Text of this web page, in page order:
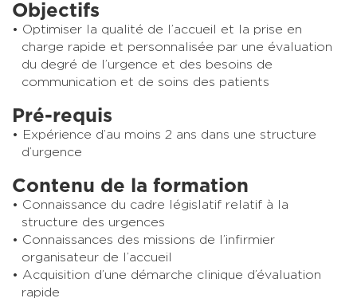
Objectifs
Optimiser la qualité de l’accueil et la prise en
charge rapide et personnalisée par une évaluation
du degré de l’urgence et des besoins de
communication et de soins des patients
Pré-requis
Expérience d’au moins 2 ans dans une structure
d’urgence
Contenu de la formation
Connaissance du cadre législatif relatif à la
structure des urgences
Connaissances des missions de l’infirmier
organisateur de l’accueil
Acquisition d’une démarche clinique d’évaluation
rapide